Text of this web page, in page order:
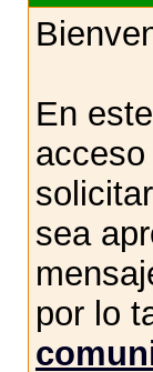
En
sea
por lo